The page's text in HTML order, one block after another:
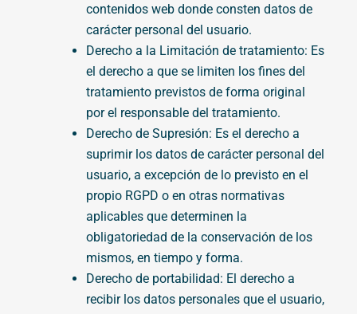
contenidos web donde consten datos de
carácter personal del usuario.
Derecho a la Limitación de tratamiento: Es
el derecho a que se limiten los fines del
tratamiento previstos de forma original
por el responsable del tratamiento.
Derecho de Supresión: Es el derecho a
suprimir los datos de carácter personal del
usuario, a excepción de lo previsto en el
propio RGPD o en otras normativas
aplicables que determinen la
obligatoriedad de la conservación de los
mismos, en tiempo y forma.
Derecho de portabilidad: El derecho a
recibir los datos personales que el usuario,